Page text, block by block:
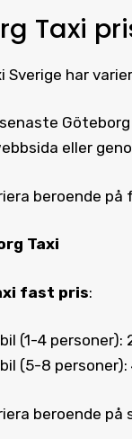
Taxi
Sverige har
eller
beroende
Taxi
fast pris:
(1-4 personer):
(5-8
beroende